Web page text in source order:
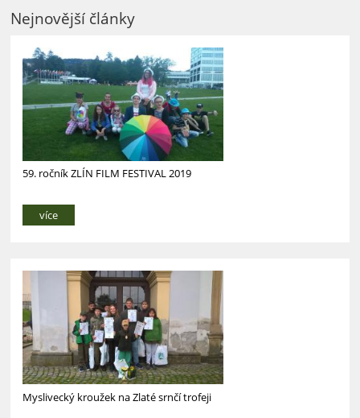
Nejnovější články
59. ročník ZLÍN FILM FESTIVAL 2019
více
Myslivecký kroužek na Zlaté srnčí trofeji